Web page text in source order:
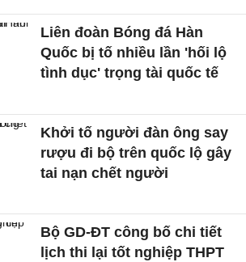
Liên đoàn Bóng đá Hàn
Quốc bị tố nhiều lần 'hối lộ
tình dục' trọng tài quốc tế
Khởi tố người đàn ông say
rượu đi bộ trên quốc lộ gây
tai nạn chết người
Bộ GD-ĐT công bố chi tiết
lịch thi lại tốt nghiệp THPT